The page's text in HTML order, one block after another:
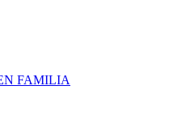
FAMILIA